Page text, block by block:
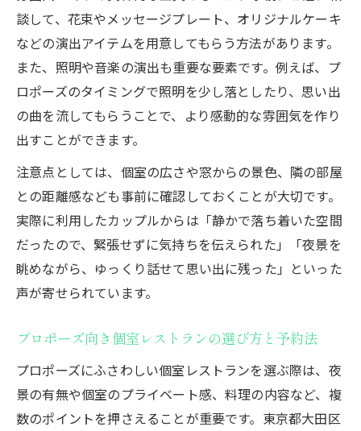
談して、花束やメッセージプレート、オリジナルケーキ
などの演出アイテムを用意してもらう方法があります。
また、照明や音楽の演出も重要な要素です。例えば、プ
ロポーズのタイミングで照明を少し落としたり、思い出
の曲を流してもらうことで、より感動的な雰囲気を作り
出すことができます。
注意点としては、個室の広さや窓からの景色、隣の部屋
との距離感なども事前に確認しておくことが大切です。
実際に利用したカップルからは「静かで落ち着いた空間
だったので、緊張せずに気持ちを伝えられた」「夜景を
眺めながら、ゆっくり話せて思い出に残った」といった
声が寄せられています。
プロポーズ向き個室レストランの選び方と予約法
プロポーズにふさわしい個室レストランを選ぶ際は、夜
景の有無や個室のプライベート感、料理の内容など、複
数のポイントを押さえることが重要です。東京都大田区